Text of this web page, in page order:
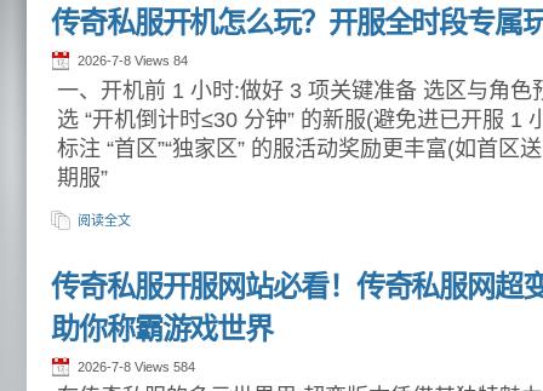
传奇私服开机怎么玩？开服全时段专属
2026-7-8 Views 84
一、开机前 1 小时:做好 3 项关键准备 选区与角色
选 “开机倒计时≤30 分钟” 的新服(避免进已开服 1
标注 “首区”“独家区” 的服活动奖励更丰富(如首区
期服”
阅读全文
传奇私服开服网站必看！传奇私服网超
助你称霸游戏世界
2026-7-8 Views 584